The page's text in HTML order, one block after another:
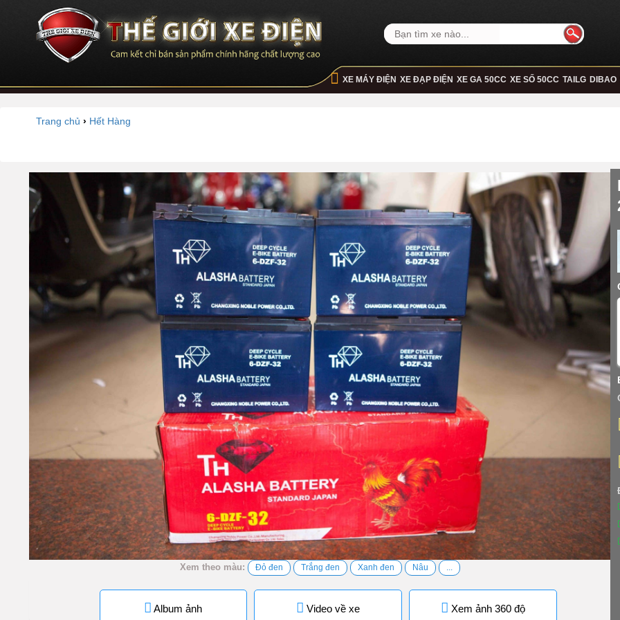
XE MÁY ĐIỆN XE ĐẠP ĐIỆN XE GA 50CC XE SỐ 50CC TAILG DIBAO
Trang chủ › Hết Hàng
Xem theo màu: Đỏ đen Trắng đen Xanh đen Nâu ...
Album ảnh Video về xe Xem ảnh 360 độ